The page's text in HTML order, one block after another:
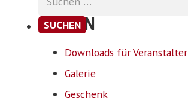
nach:
SEITEN
Downloads für Veranstalter
Galerie
Geschenk